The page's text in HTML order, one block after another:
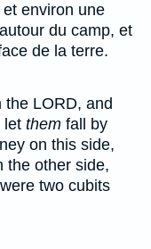
environ une
du camp, et
de la terre.
LORD, and
let them fall by
on this side,
the other side,
two cubits